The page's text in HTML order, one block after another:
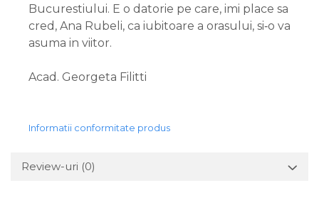
Bucurestiului. E o datorie pe care, imi place sa
cred, Ana Rubeli, ca iubitoare a orasului, si‑o va
asuma in viitor.
Acad. Georgeta Filitti
Informatii conformitate produs
Review-uri (0)